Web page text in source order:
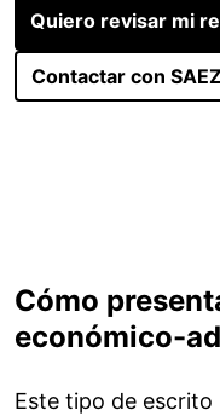
Quiero revisar mi
Contactar con
Cómo
económico-
Este tipo de